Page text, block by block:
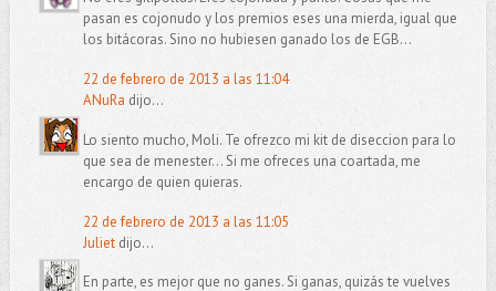
pasan es cojonudo y los premios eses una mierda, igual que
los bitácoras. Sino no hubiesen ganado los de EGB...
22 de febrero de 2013 a las 11:04
ANuRa dijo...
Lo siento mucho, Moli. Te ofrezco mi kit de diseccion para lo
que sea de menester... Si me ofreces una coartada, me
encargo de quien quieras.
22 de febrero de 2013 a las 11:05
Julietdijo...
En parte, es mejor que no ganes. Si ganas, quizás te vuelves